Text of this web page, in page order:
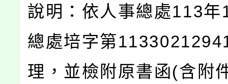
說明：依人事總處113年
總處培字第
理，並檢附原書函(含附